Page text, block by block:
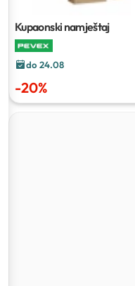
Kupaonski namještaj
do 24.08
-20%